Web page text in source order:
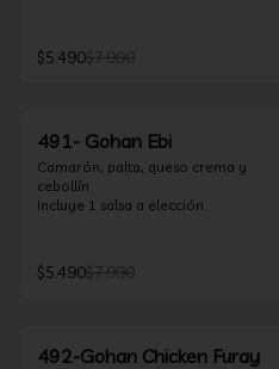
$5.490$7.990
491- Gohan Ebi
Camarón, palta, queso crema y
cebollín
Incluye 1 salsa a elección.
$5.490$7.990
492-Gohan Chicken Furay